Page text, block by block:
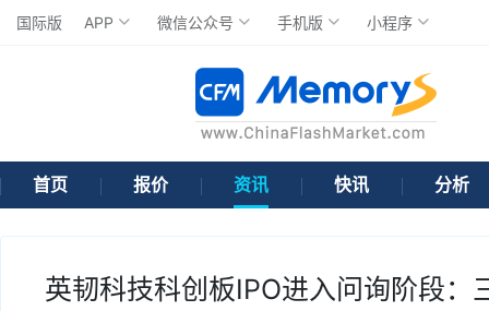
国际版 APP 微信公众号 手机版 小程序
首页 报价 资讯 快讯 分析
英韧科技科创板IPO进入问询阶段